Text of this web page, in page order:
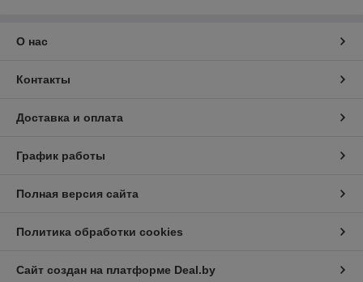
О нас
Контакты
Доставка и оплата
График работы
Полная версия сайта
Политика обработки cookies
Сайт создан на платформе Deal.by